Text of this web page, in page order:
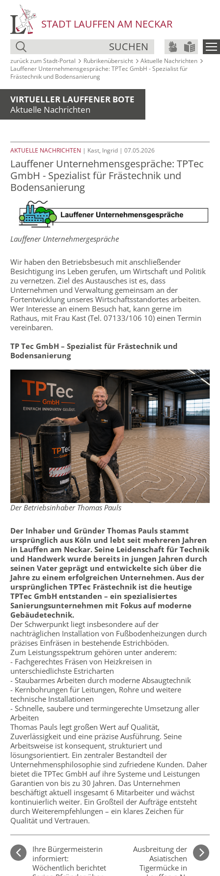
STADT LAUFFEN AM NECKAR
SUCHEN
zurück zum Stadt‑Portal Rubrikenübersicht
Aktuelle Nachrichten
Lauffener Unternehmensgespräche: TPTec GmbH - Spezialist für
Frästechnik und Bodensanierung
VIRTUELLER LAUFFENER BOTE
Aktuelle Nachrichten
AKTUELLE NACHRICHTEN | Kast, Ingrid | 07.05.2026
Lauffener Unternehmensgespräche: TPTec
GmbH - Spezialist für Frästechnik und
Bodensanierung
Lauffener Unternehmergespräche
Wir haben den Betriebsbesuch mit anschließender
Besichtigung ins Leben gerufen, um Wirtschaft und Politik
zu vernetzen. Ziel des Austausches ist es, dass
Unternehmen und Verwaltung gemeinsam an der
Fortentwicklung unseres Wirtschaftsstandortes arbeiten.
Wer Interesse an einem Besuch hat, kann gerne im
Rathaus, mit Frau Kast (Tel. 07133/106 10) einen Termin
vereinbaren.
TP Tec GmbH – Spezialist für Frästechnik und
Bodensanierung
Der Betriebsinhaber Thomas Pauls
Der Inhaber und Gründer Thomas Pauls stammt
ursprünglich aus Köln und lebt seit mehreren Jahren
in Lauffen am Neckar. Seine Leidenschaft für Technik
und Handwerk wurde bereits in jungen Jahren durch
seinen Vater geprägt und entwickelte sich über die
Jahre zu einem erfolgreichen Unternehmen. Aus der
ursprünglichen TPTec Frästechnik ist die heutige
TPTec GmbH entstanden – ein spezialisiertes
Sanierungsunternehmen mit Fokus auf moderne
Gebäudetechnik.
Der Schwerpunkt liegt insbesondere auf der
nachträglichen Installation von Fußbodenheizungen durch
präzises Einfräsen in bestehende Estrichböden.
Zum Leistungsspektrum gehören unter anderem:
- Fachgerechtes Fräsen von Heizkreisen in
unterschiedlichste Estricharten
- Staubarmes Arbeiten durch moderne Absaugtechnik
- Kernbohrungen für Leitungen, Rohre und weitere
technische Installationen
- Schnelle, saubere und termingerechte Umsetzung aller
Arbeiten
Thomas Pauls legt großen Wert auf Qualität,
Zuverlässigkeit und eine präzise Ausführung. Seine
Arbeitsweise ist konsequent, strukturiert und
lösungsorientiert. Ein zentraler Bestandteil der
Unternehmensphilosophie sind zufriedene Kunden. Daher
bietet die TPTec GmbH auf ihre Systeme und Leistungen
Garantien von bis zu 30 Jahren. Das Unternehmen
beschäftigt aktuell insgesamt 6 Mitarbeiter und wächst
kontinuierlich weiter. Ein Großteil der Aufträge entsteht
durch Weiterempfehlungen – ein klares Zeichen für
Qualität und Vertrauen.
Ihre Bürgermeisterin
informiert:
Wöchentlich berichtet
Ausbreitung der
Asiatischen
Tigermücke in